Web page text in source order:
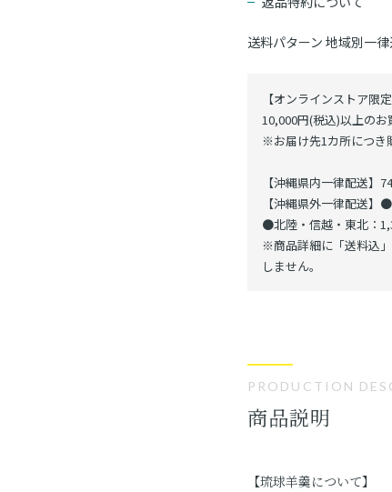
送料パターン 地域別一
【オンラインストア限定
10,000円(税込)以上の
※お届け先1カ所につき
【沖縄県内一律配送】
【沖縄県外一律配送
●北陸・信越・東北：
※商品詳細に「送料込
しません。
PRODUCTION
商品説明
【琉球羊羹について】